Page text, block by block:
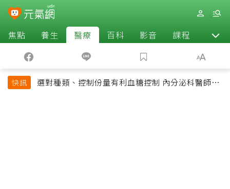
焦點 養生 醫療 百科 影音 課程 退休
快訊
選對種類、控制份量有利血糖控制 內分泌科醫師最